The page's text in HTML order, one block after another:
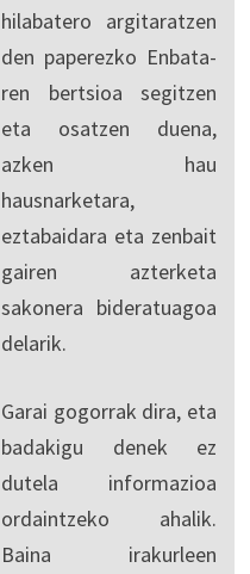
hilabatero argitaratzen
den paperezko Enbata-
ren bertsioa segitzen
eta osatzen duena,
azken hau
hausnarketara,
eztabaidara eta zenbait
gairen azterketa
sakonera bideratuagoa
delarik.
Garai gogorrak dira, eta
badakigu denek ez
dutela informazioa
ordaintzeko ahalik.
Baina irakurleen